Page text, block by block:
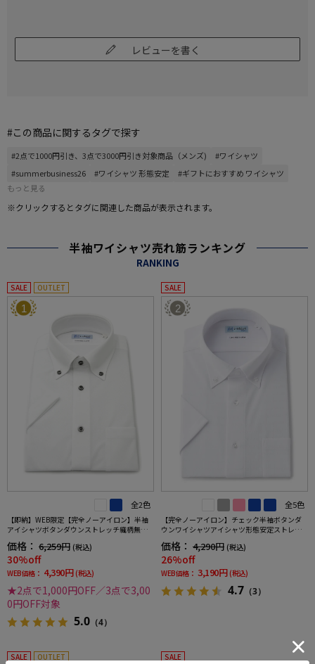
レビューを書く
#この商品に関するタグで探す
#2点で1000円引き、3点で3000円引き対象商品（メンズ)
#ワイシャツ
#summerbusiness26
#ワイシャツ 形態安定
#ギフトにおすすめ ワイシャツ
もっと見る
※クリックするとタグに関連した商品が表示されます。
半袖ワイシャツ売れ筋ランキング
RANKING
SALE OUTLET
1
全2色
【即納】WEB限定【完全ノーアイロン】半袖
アイシャツボタンダウンストレッチ織柄無地i-
価格： 6,259円 (税込)
30%off
WEB価格： 4,390円 (税込)
★2点で1,000円OFF／3点で3,00
0円OFF対象
5.0 （4）
SALE
2
全5色
【完全ノーアイロン】チェック半袖ボタンダ
ウンワイシャツアイシャツ形態安定ストレッ
価格： 4,290円 (税込)
26%off
WEB価格： 3,190円 (税込)
4.7 （3）
SALE OUTLET SALE